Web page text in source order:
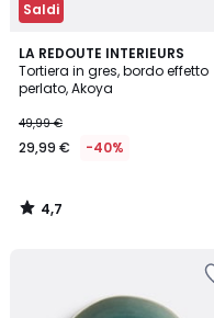
Saldi
LA REDOUTE INTERIEURS
Tortiera in gres, bordo effetto
perlato, Akoya
49,99 €
29,99 € -40%
4,7
/ 5
4,7
/